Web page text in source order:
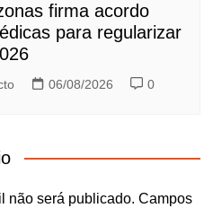
firma acordo
para regularizar
06/08/2026 0
não será publicado. Campos